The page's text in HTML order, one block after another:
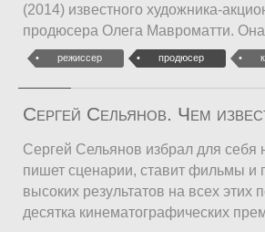
(2014) известного художника-
продюсера Олега Мавроматти.
режиссер продюсер
Сергей Сельянов. Чем
Сергей Сельянов избрал для
пишет сценарии, ставит фильмы и
высоких результатов на всех
десятка кинематографических